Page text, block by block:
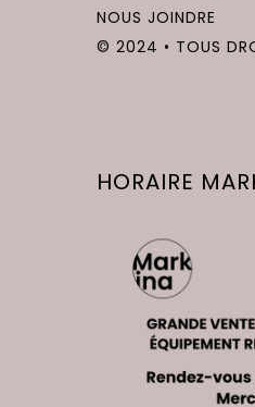
NOUS JOINDRE
© 2024 • TOUS
HORAIRE